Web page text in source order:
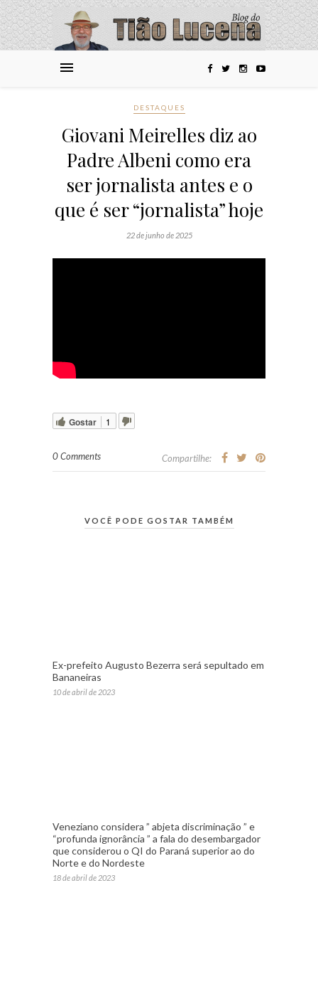
DESTAQUES
Giovani Meirelles diz ao
Padre Albeni como era
ser jornalista antes e o
que é ser “jornalista” hoje
22 de junho de 2025
Gostar 1
0 Comments Compartilhe:
VOCÊ PODE GOSTAR TAMBÉM
Ex-prefeito Augusto Bezerra será sepultado em
Bananeiras
10 de abril de 2023
Veneziano considera ” abjeta discriminação ” e
“profunda ignorância ” a fala do desembargador
que considerou o QI do Paraná superior ao do
Norte e do Nordeste
18 de abril de 2023